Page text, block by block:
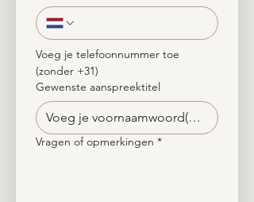
Voeg je telefoonnummer toe
(zonder +31)
Gewenste aanspreektitel
Vragen of opmerkingen *